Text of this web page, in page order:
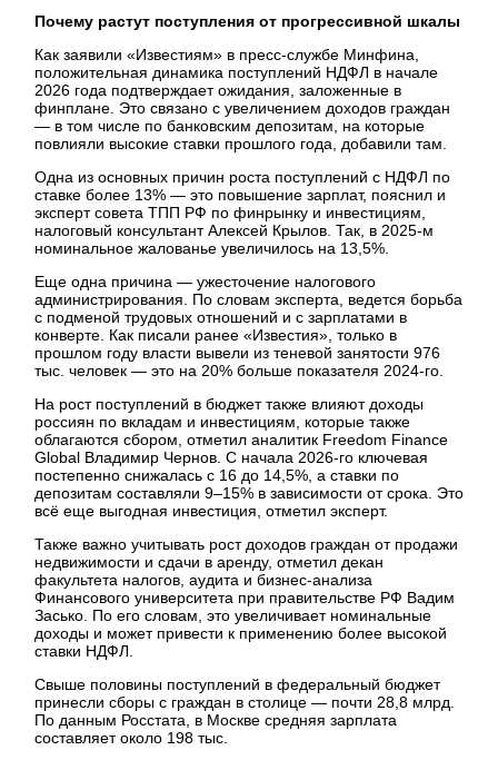
Почему растут поступления от прогрессивной шкалы
Как заявили «Известиям» в пресс-службе Минфина,
положительная динамика поступлений НДФЛ в начале
2026 года подтверждает ожидания, заложенные в
финплане. Это связано с увеличением доходов граждан
— в том числе по банковским депозитам, на которые
повлияли высокие ставки прошлого года, добавили там.
Одна из основных причин роста поступлений с НДФЛ по
ставке более 13% — это повышение зарплат, пояснил и
эксперт совета ТПП РФ по финрынку и инвестициям,
налоговый консультант Алексей Крылов. Так, в 2025-м
номинальное жалованье увеличилось на 13,5%.
Еще одна причина — ужесточение налогового
администрирования. По словам эксперта, ведется борьба
с подменой трудовых отношений и с зарплатами в
конверте. Как писали ранее «Известия», только в
прошлом году власти вывели из теневой занятости 976
тыс. человек — это на 20% больше показателя 2024-го.
На рост поступлений в бюджет также влияют доходы
россиян по вкладам и инвестициям, которые также
облагаются сбором, отметил аналитик Freedom Finance
Global Владимир Чернов. С начала 2026-го ключевая
постепенно снижалась с 16 до 14,5%, а ставки по
депозитам составляли 9–15% в зависимости от срока. Это
всё еще выгодная инвестиция, отметил эксперт.
Также важно учитывать рост доходов граждан от продажи
недвижимости и сдачи в аренду, отметил декан
факультета налогов, аудита и бизнес-анализа
Финансового университета при правительстве РФ Вадим
Засько. По его словам, это увеличивает номинальные
доходы и может привести к применению более высокой
ставки НДФЛ.
Свыше половины поступлений в федеральный бюджет
принесли сборы с граждан в столице — почти 28,8 млрд.
По данным Росстата, в Москве средняя зарплата
составляет около 198 тыс.